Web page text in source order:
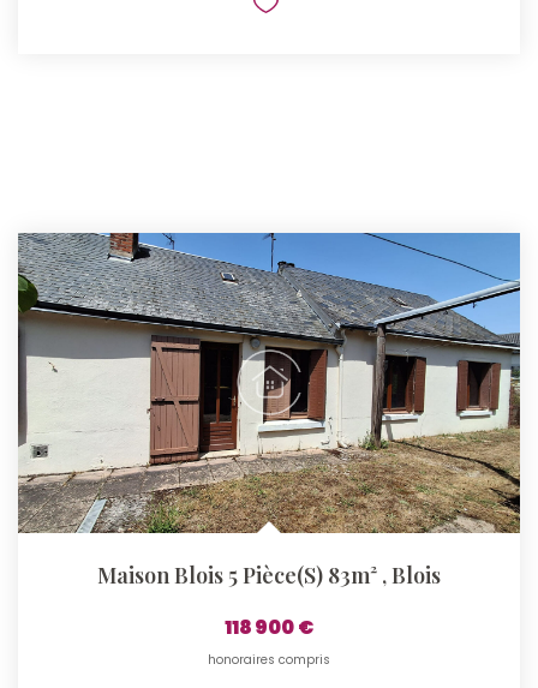
Maison Blois 5 Pièce(s) 83m² ,Blois
118 900 €
honoraires compris